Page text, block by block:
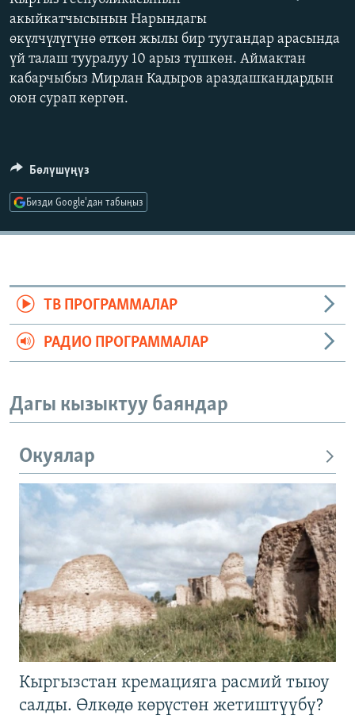
ЭЖЕ-СИҢДИЛЕР
АЗАТТЫК+
ЫҢГАЙСЫЗ СУРООЛОР
ОНЛАЙН ШЕРИНЕ
акыйкатчысынын Нарындагы
өкүлчүлүгүнө өткөн жылы бир туугандар арасында
үй талаш тууралуу 10 арыз түшкөн. Аймактан
кабарчыбыз Мирлан Кадыров араздашкандардын
оюн сурап көргөн.
Бөлүшүңүз
Бизди Google'дан табыңыз
ТВ ПРОГРАММАЛАР
РАДИО ПРОГРАММАЛАР
Дагы кызыктуу баяндар
Окуялар
Кыргызстан кремацияга расмий тыюу
салды. Өлкөдө көрүстөн жетиштүүбү?